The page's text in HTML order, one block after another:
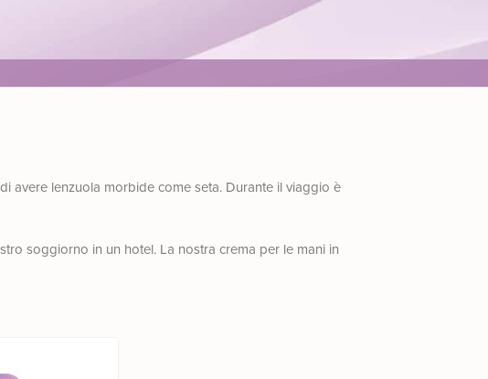
avere lenzuola morbide come seta. Durante il viaggio è
soggiorno in un hotel. La nostra crema per le mani in